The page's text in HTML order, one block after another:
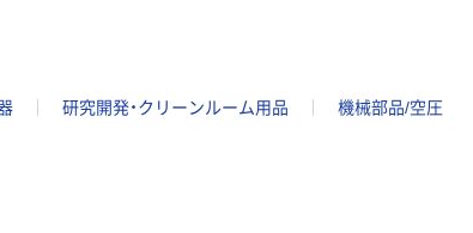
研究開発・クリーンルーム用品
機械部品/空圧